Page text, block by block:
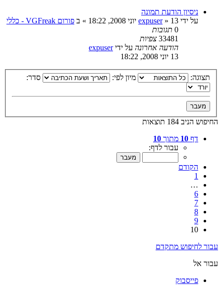
ניסיון הודעת תמונה
על ידי
expuser» 13 יוני 2008, 18:22 » ב פורום VGFreak - כללי
0 תגובות
33481 צפיות
הודעה אחרונה על ידיexpuser
13 יוני 2008, 18:22
תצוגה: מיון לפי: סדר:
החיפוש הניב 184 תוצאות
דף 10 מתוך 10
עבור לדף:
הקודם
1
…
6
7
8
9
10
עבור לחיפוש מתקדם
עבור אל
פייסבוק